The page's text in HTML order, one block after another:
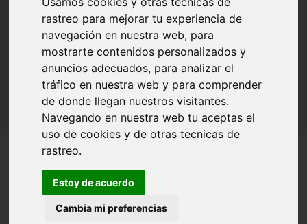
rastreo para mejorar tu experiencia de
navegación en nuestra web, para
mostrarte contenidos personalizados y
anuncios adecuados, para analizar el
tráfico en nuestra web y para comprender
de donde llegan nuestros visitantes.
Navegando en nuestra web tu aceptas el
uso de cookies y de otras tecnicas de
rastreo.
Estoy de acuerdo
Cambia mi preferencias
ALQUILAR AMIGO
Amigos Murcia